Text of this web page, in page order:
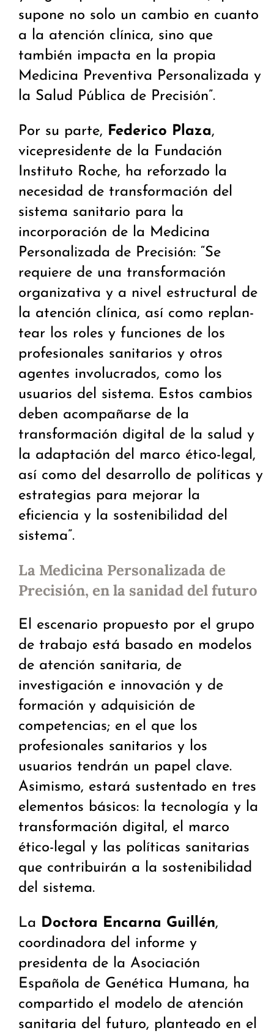
supone no solo un cambio en cuanto
a la atención clínica, sino que
también impacta en la propia
Medicina Preventiva Personalizada y
la Salud Pública de Precisión”.
Por su parte, Federico Plaza,
vicepresidente de la Fundación
Instituto Roche, ha reforzado la
necesidad de transformación del
sistema sanitario para la
incorporación de la Medicina
Personalizada de Precisión: “Se
requiere de una transformación
organizativa y a nivel estructural de
la atención clínica, así como replan­
tear los roles y funciones de los
profesionales sanitarios y otros
agentes involucrados, como los
usuarios del sistema. Estos cambios
deben acompañarse de la
transformación di­gital de la salud y
la adaptación del marco ético-legal,
así como del desarrollo de políticas y
estrategias para mejorar la
eficiencia y la sostenibilidad del
sistema”.
La Medicina Personalizada de
Precisión, en la sanidad del futuro
El escenario propuesto por el grupo
de trabajo está basado en modelos
de atención sanitaria, de
investigación e innovación y de
formación y adquisición de
competencias; en el que los
profesionales sanitarios y los
usuarios tendrán un papel clave.
Asimismo, estará sustentado en tres
elementos básicos: la tecnología y la
transformación digital, el marco
ético-legal y las políticas sanitarias
que contribuirán a la sostenibilidad
del sistema.
La Doctora Encarna Guillén,
coordinadora del informe y
presidenta de la Asociación
Española de Genética Humana, ha
compartido el modelo de atención
sanitaria del futuro, planteado en el